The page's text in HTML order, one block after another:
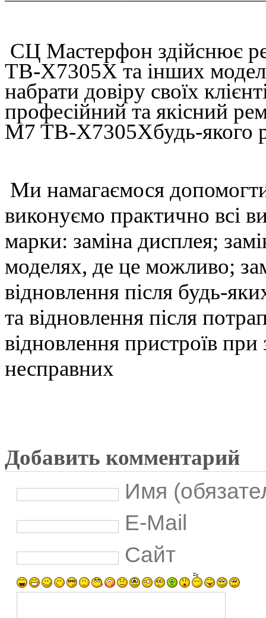
СЦ Мастерфон здійснює
TB-X7305X та інших
набрати довіру своїх
професійний та якісний
M7 TB-X7305Xбудь-якого
Ми намагаємося
виконуємо практично всі
марки: заміна дисплея;
моделях, де це можливо;
відновлення після будь-
та відновлення після
відновлення пристроїв
несправних
Добавить комментарий
Имя
E-Mail
Сайт